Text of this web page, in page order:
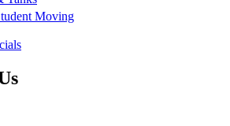
Moving